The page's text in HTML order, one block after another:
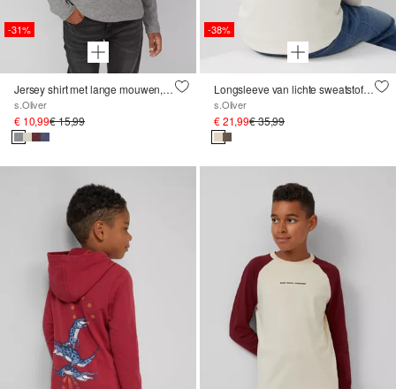
-31%
Jersey shirt met lange mouwen, print en borduursel
s.Oliver
€ 10,99€ 15,99
-38%
Longsleeve van lichte sweatstof met print op de achterkant
s.Oliver
€ 21,99€ 35,99